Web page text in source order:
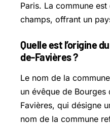
Paris. La commune
champs, offrant un
Quelle est l’origine
de-Favières ?
Le nom de la
un évêque de Bourges
Favières, qui désigne
nom de la commune